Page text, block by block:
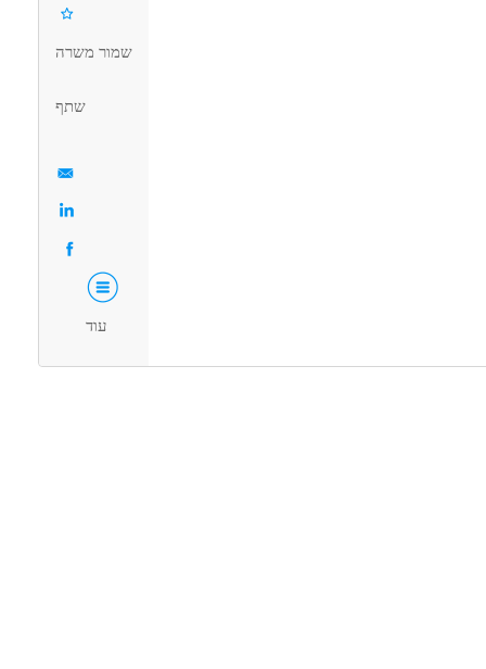
אופציות פיתוח וקידום
סבסוד לימודים לתואר טיפולי
שמור משרה
שתף
עוד